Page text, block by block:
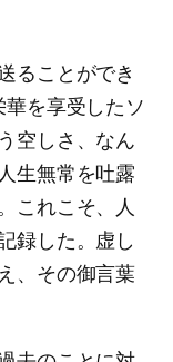
ることができ
を享受したソ
空しさ、なん
生無常を吐露
これこそ、人
録した。虚し
、その御言葉